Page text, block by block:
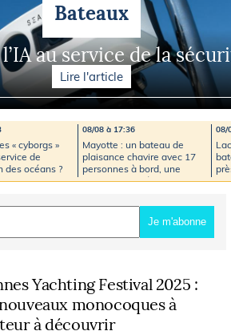
METEO CONSULT
Briefings
FLASH INFO
Bateaux
l’IA au service de la
Lire l'article
« cyborgs »
de
des océans ?
08/08 à 17:36
Mayotte : un bateau de
plaisance chavire avec 17
personnes à bord, une
importante opération de
08/
Je m'abonne
Yachting Festival 2025 :
monocoques à
à découvrir